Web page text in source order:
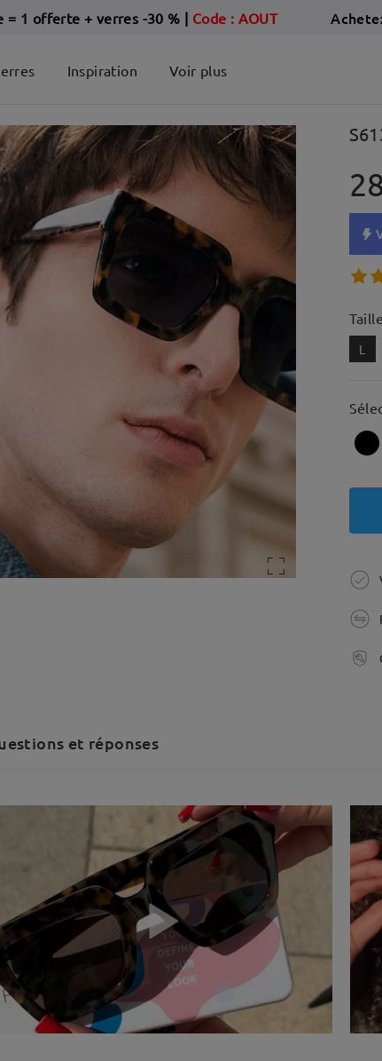
= 1 offerte + verres -30 % | Code : AOUT
Inspiration Voir plus
L
et réponses